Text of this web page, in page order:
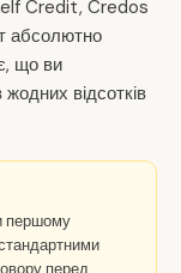
Credit, Credos
абсолютно
що ви
відсотків
першому
перед